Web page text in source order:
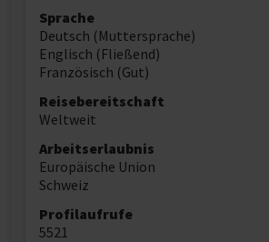
Sprache
Deutsch (Muttersprache)
Englisch (Fließend)
Französisch (Gut)
Reisebereitschaft
Weltweit
Arbeitserlaubnis
Europäische Union
Schweiz
Profilaufrufe
5521